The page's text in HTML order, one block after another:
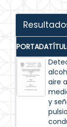
PORTADA
aire
y